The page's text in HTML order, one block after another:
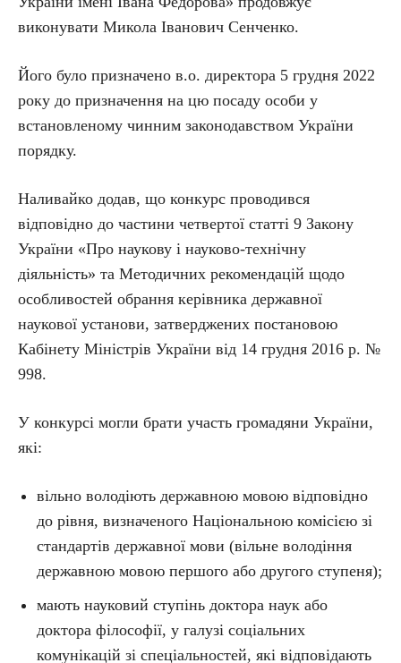
виконувати Микола Іванович Сенченко.
Його було призначено в.о. директора 5 грудня 2022
року до призначення на цю посаду особи у
встановленому чинним законодавством України
порядку.
Наливайко додав, що конкурс проводився
відповідно до частини четвертої статті 9 Закону
України «Про наукову і науково-технічну
діяльність» та Методичних рекомендацій щодо
особливостей обрання керівника державної
наукової установи, затверджених постановою
Кабінету Міністрів України від 14 грудня 2016 р. №
998.
У конкурсі могли брати участь громадяни України,
які:
вільно володіють державною мовою відповідно
до рівня, визначеного Національною комісією зі
стандартів державної мови (вільне володіння
державною мовою першого або другого ступеня);
мають науковий ступінь доктора наук або
доктора філософії, у галузі соціальних
комунікацій зі спеціальностей, які відповідають